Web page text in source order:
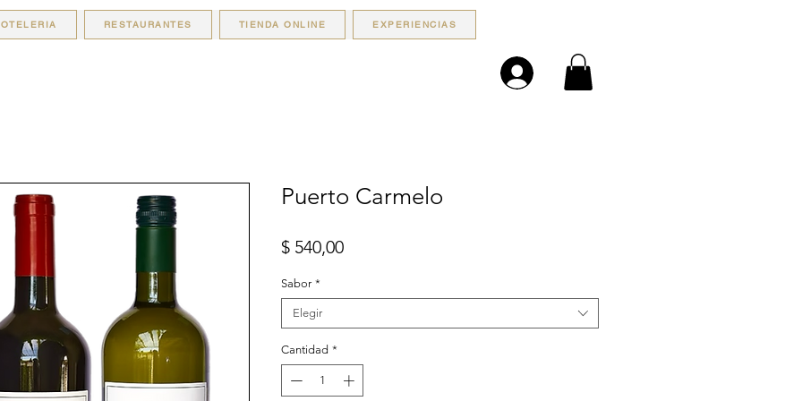
RESTAURANTES TIENDA ONLINE EXPERIENCIAS
Puerto Carmelo
$ 540,00Precio
Sabor *
Elegir
Cantidad *